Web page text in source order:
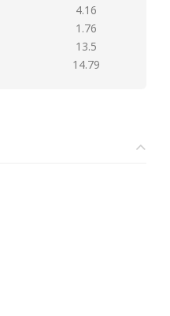
4.16
1.76
13.5
14.79